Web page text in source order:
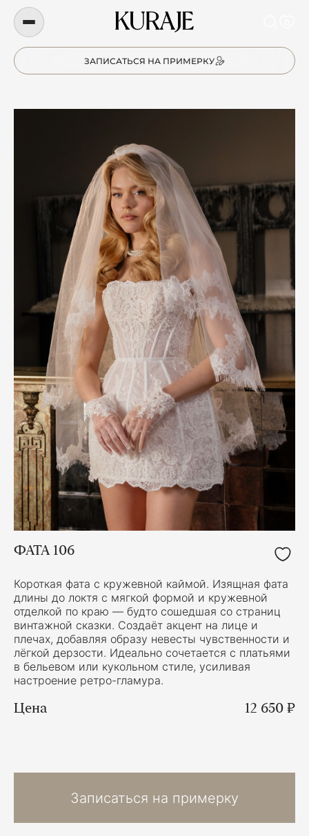
ЗАПИСАТЬСЯ НА ПРИМЕРКУ
ФАТА 106
Короткая фата с кружевной каймой. Изящная фата
длины до локтя с мягкой формой и кружевной
отделкой по краю — будто сошедшая со страниц
винтажной сказки. Создаёт акцент на лице и
плечах, добавляя образу невесты чувственности и
лёгкой дерзости. Идеально сочетается с платьями
в бельевом или кукольном стиле, усиливая
настроение ретро-гламура.
Цена 12 650 ₽
Записаться на примерку